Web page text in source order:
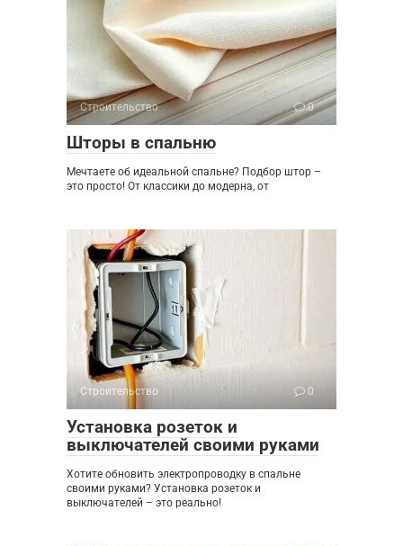
Строительство 0
Шторы в спальню
Мечтаете об идеальной спальне? Подбор штор –
это просто! От классики до модерна, от
Строительство 0
Установка розеток и
выключателей своими руками
Хотите обновить электропроводку в спальне
своими руками? Установка розеток и
выключателей – это реально!